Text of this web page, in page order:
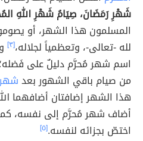
شَهْرِ رَمَضَانَ، صِيَامُ شَهْرِ اللهِ
المسلمون هذا الشهر، أو
لله -تعالى-، وتعظمياً لجلاله،[٣]
اسم شهر مُحرَّم دليلٌ على
من صيام باقي الشهور بعد
هذا الشهر إضافتان أضافهما
أضاف شهر مُحرَّم إلى نفسه،
اختصّ بجزائه لنفسه.[٥]